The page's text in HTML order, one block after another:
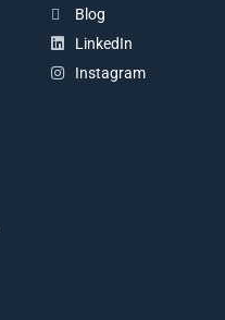
Blog
LinkedIn
Instagram